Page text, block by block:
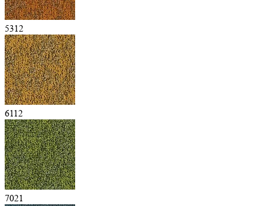
5312
6112
7021